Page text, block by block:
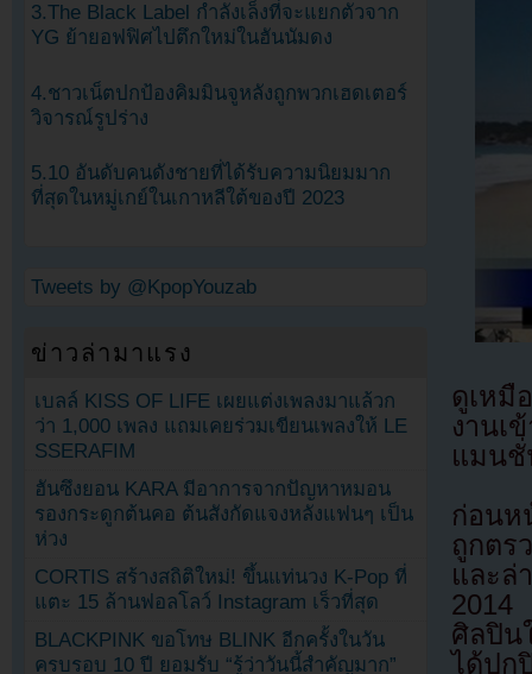
ดูเหมื
งานเ
แมนชั่
ก่อนห
ถูกตร
และล่
2014
ศิลปิน
ได้ปก
3.The Black Label กำลังเล็งที่จะแยกตัวจาก
YG ย้ายอฟฟิศไปตึกใหม่ในฮันนัมดง
4.ชาวเน็ตปกป้องคิมมินจูหลังถูกพวกเฮดเตอร์
วิจารณ์รูปร่าง
5.10 อันดับคนดังชายที่ได้รับความนิยมมาก
ที่สุดในหมู่เกย์ในเกาหลีใต้ของปี 2023
Tweets by @KpopYouzab
ข่าวล่ามาแรง
เบลล์ KISS OF LIFE เผยแต่งเพลงมาแล้วก
ว่า 1,000 เพลง แถมเคยร่วมเขียนเพลงให้ LE
SSERAFIM
ฮันซึงยอน KARA มีอาการจากปัญหาหมอน
รองกระดูกต้นคอ ต้นสังกัดแจงหลังแฟนๆ เป็น
ห่วง
CORTIS สร้างสถิติใหม่! ขึ้นแท่นวง K-Pop ที่
แตะ 15 ล้านฟอลโลว์ Instagram เร็วที่สุด
BLACKPINK ขอโทษ BLINK อีกครั้งในวัน
ครบรอบ 10 ปี ยอมรับ “รู้ว่าวันนี้สำคัญมาก”